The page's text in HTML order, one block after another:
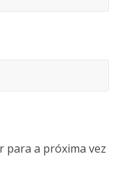
para a próxima vez